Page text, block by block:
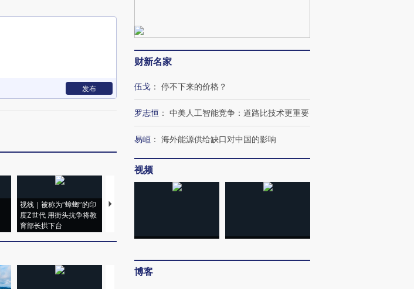
发布
视线｜被称为“蟑螂”的印
度Z世代 用街头抗争将教
育部长拱下台
视线｜“入侵”还是“人道危
财新名家
伍戈 ： 停不下来的价格？
罗志恒 ： 中美人工智能竞争：道路比技术更重要
易峘 ： 海外能源供给缺口对中国的影响
视频
博客